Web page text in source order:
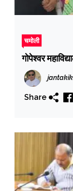
चमोली
गोपेश्वर
Share